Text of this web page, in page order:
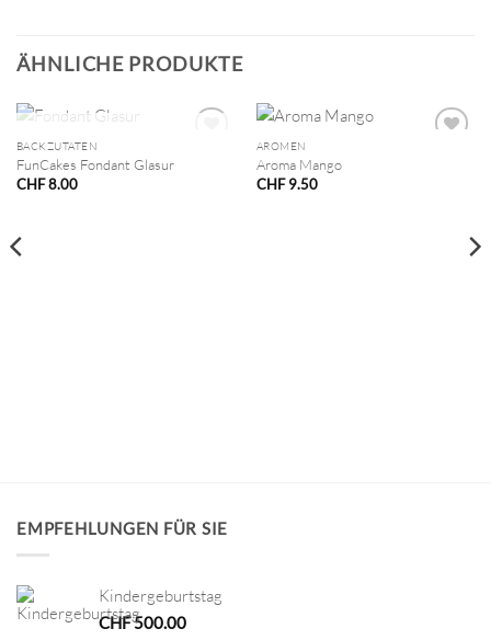
ÄHNLICHE PRODUKTE
NICHT VORRÄTIG
BACKZUTATEN
FunCakes Fondant Glasur
CHF8.00
AROMEN
Aroma Mango
CHF9.50
EMPFEHLUNGEN FÜR SIE
Kindergeburtstag
CHF500.00